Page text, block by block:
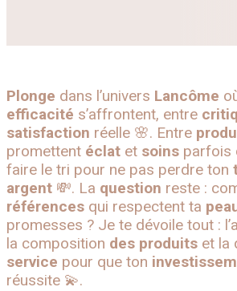
Plonge dans l’univers Lancôme
efficacité s’affrontent, entre
satisfaction réelle 🌸. Entre
promettent éclat et soins parfois
faire le tri pour ne pas perdre ton
argent 💸. La question reste :
références qui respectent ta
promesses ? Je te dévoile tout :
la composition des produits et la
service pour que ton
réussite 💫.